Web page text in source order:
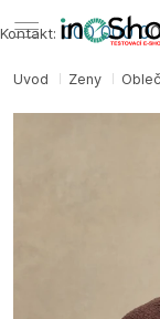
Úvod Ženy
Kontakt: 000 000 0